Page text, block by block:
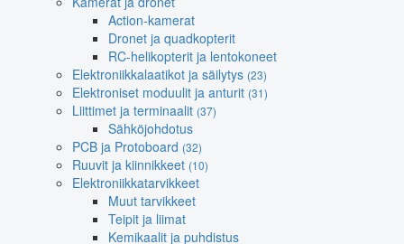
Action-kamerat
Dronet ja quadkopterit
RC-helikopterit ja lentokoneet
Elektroniikkalaatikot ja säilytys (23)
Elektroniset moduulit ja anturit (31)
Liittimet ja terminaalit (37)
Sähköjohdotus
PCB ja Protoboard (32)
Ruuvit ja kiinnikkeet (10)
Elektroniikkatarvikkeet
Muut tarvikkeet
Teipit ja liimat
Kemikaalit ja puhdistus